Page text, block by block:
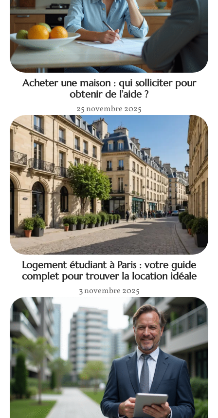
Acheter une maison : qui solliciter pour
obtenir de l’aide ?
25 novembre 2025
Logement étudiant à Paris : votre guide
complet pour trouver la location idéale
3 novembre 2025